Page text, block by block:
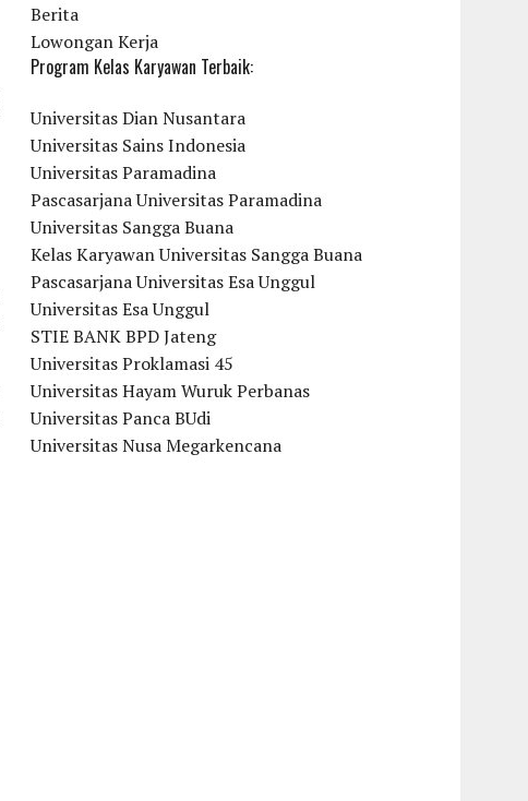
Berita
Lowongan Kerja
Program Kelas Karyawan Terbaik:
Universitas Dian Nusantara
Universitas Sains Indonesia
Universitas Paramadina
Pascasarjana Universitas Paramadina
Universitas Sangga Buana
Kelas Karyawan Universitas Sangga Buana
Pascasarjana Universitas Esa Unggul
Universitas Esa Unggul
STIE BANK BPD Jateng
Universitas Proklamasi 45
Universitas Hayam Wuruk Perbanas
Universitas Panca BUdi
Universitas Nusa Megarkencana